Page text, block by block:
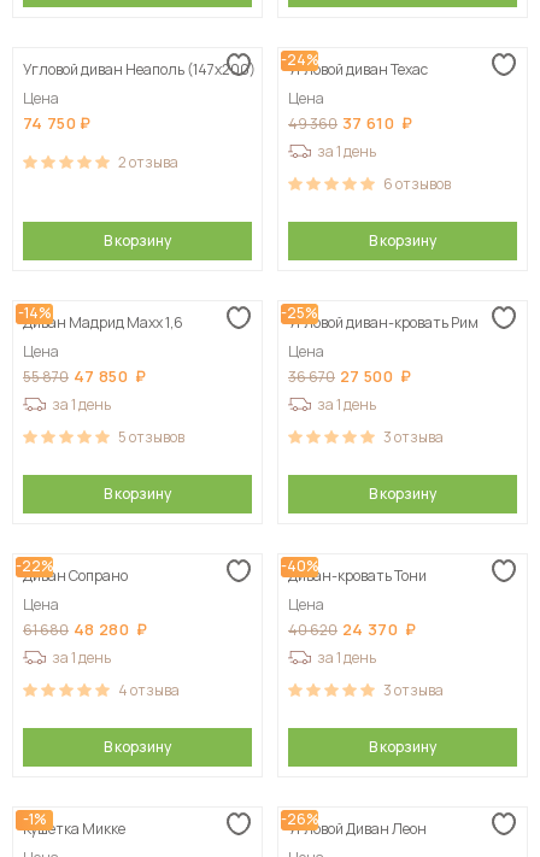
Угловой диван Неаполь (147х200)
Цена
74 750
2отзыва
В корзину
-24%
Угловой диван Техас
Цена
49 360 37 610
за 1 день
6отзывов
В корзину
-14%
Диван Мадрид Maxx 1,6
Цена
55 870 47 850
за 1 день
5отзывов
В корзину
-25%
Угловой диван-кровать Рим
Цена
36 670 27 500
за 1 день
3отзыва
В корзину
-22%
Диван Сопрано
Цена
61 680 48 280
за 1 день
4отзыва
В корзину
-40%
Диван-кровать Тони
Цена
40 620 24 370
за 1 день
3отзыва
В корзину
-1%
Кушетка Микке
-26%
Угловой Диван Леон